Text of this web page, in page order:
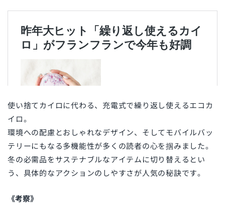
使い捨てカイロに代わる、充電式で繰り返し使えるエコカ
イロ。
環境への配慮とおしゃれなデザイン、そしてモバイルバッ
テリーにもなる多機能性が多くの読者の心を掴みました。
冬の必需品をサステナブルなアイテムに切り替えるとい
う、具体的なアクションのしやすさが人気の秘訣です。
《考察》